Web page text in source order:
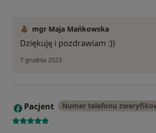
mgr Maja Mańkowska
Dziękuję i pozdrawiam :))
7 grudnia 2023
P Pacjent Numer telefonu